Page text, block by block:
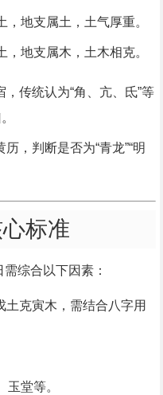
，地支属土，土气厚重。
，地支属木，土木相克。
传统认为“角、亢、氐”等
历，判断是否为“青龙”“明
标准
综合以下因素：
土克寅木，需结合八字用
玉堂等。